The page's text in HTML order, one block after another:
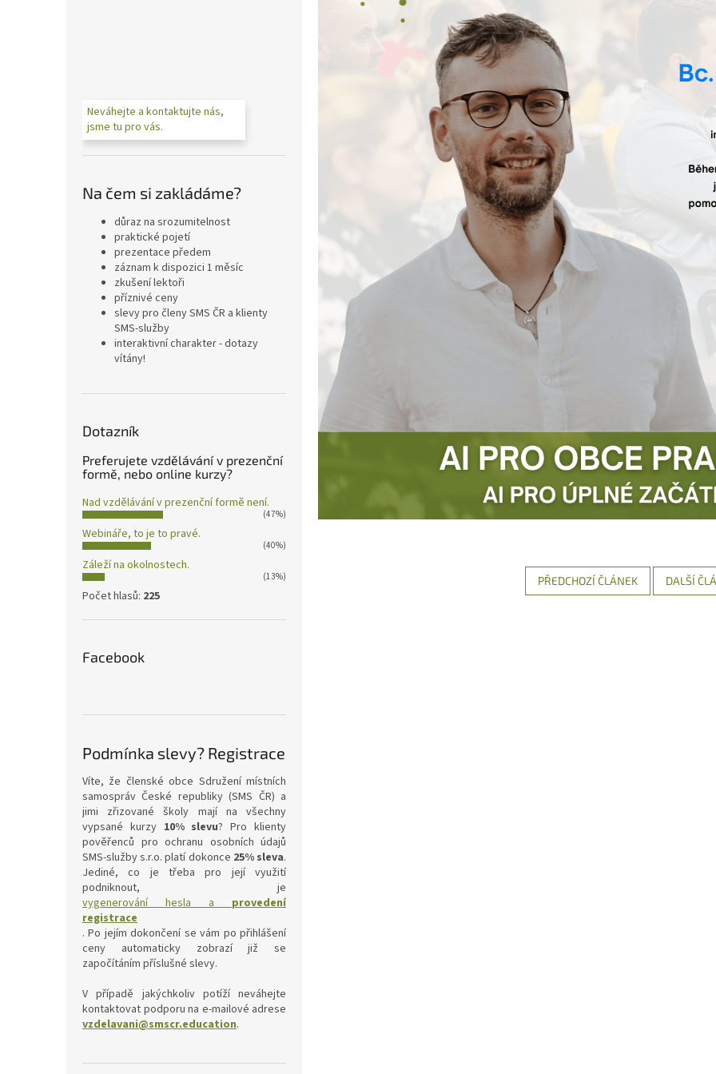
Neváhejte a kontaktujte nás,
jsme tu pro vás.
Na čem si zakládáme?
důraz na srozumitelnost
praktické pojetí
prezentace předem
záznam k dispozici 1 měsíc
zkušení lektoři
příznivé ceny
slevy pro členy SMS ČR a klienty
SMS-služby
interaktivní charakter - dotazy
vítány!
Dotazník
Preferujete vzdělávání v prezenční
formě, nebo online kurzy?
Nad vzdělávání v prezenční formě není.
(47%)
Webináře, to je to pravé.
(40%)
Záleží na okolnostech.
(13%)
Počet hlasů: 225
Facebook
Podmínka slevy? Registrace
Víte, že členské obce Sdružení místních
samospráv České republiky (SMS ČR) a
jimi zřizované školy mají na všechny
vypsané kurzy 10% slevu? Pro klienty
pověřenců pro ochranu osobních údajů
SMS-služby s.r.o. platí dokonce 25% sleva.
Jediné, co je třeba pro její využití
podniknout, je
vygenerování hesla aprovedení
registrace
. Po jejím dokončení se vám po přihlášení
ceny automaticky zobrazí již se
započítáním příslušné slevy.
V případě jakýchkoliv potíží neváhejte
kontaktovat podporu na e-mailové adrese
vzdelavani@smscr.education.
PŘEDCHOZÍ ČLÁNEK DALŠÍ